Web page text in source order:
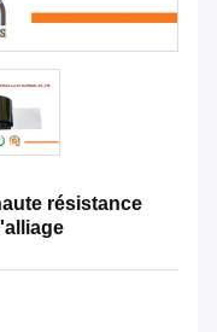
résistance